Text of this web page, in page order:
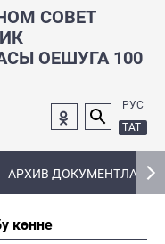
СОВЕТ
ОЕШУГА 100
РУС
ТАТ
АРХИВ ДОКУМЕНТЛАРЫ
көнне